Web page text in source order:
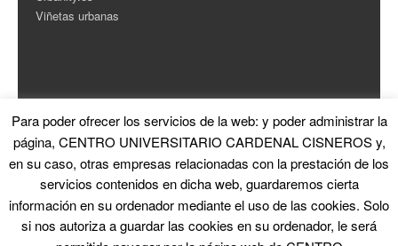
Viñetas urbanas
ESTADÍSTICAS
Contador de Visitas
Para poder ofrecer los servicios de la web: y poder administrar la
página, CENTRO UNIVERSITARIO CARDENAL CISNEROS y,
en su caso, otras empresas relacionadas con la prestación de los
servicios contenidos en dicha web, guardaremos cierta
información en su ordenador mediante el uso de las cookies. Solo
si nos autoriza a guardar las cookies en su ordenador, le será